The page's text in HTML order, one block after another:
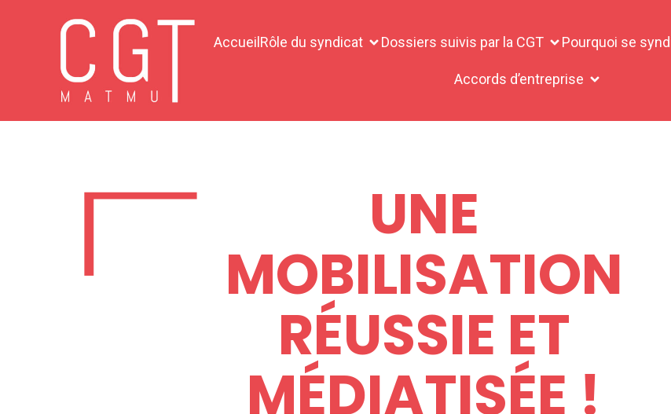
Accueil Rôle du syndicat Dossiers suivis par la CGT Pourquoi se
Accords d’entreprise
UNE
MOBILISATION
RÉUSSIE ET
MÉDIATISÉE !